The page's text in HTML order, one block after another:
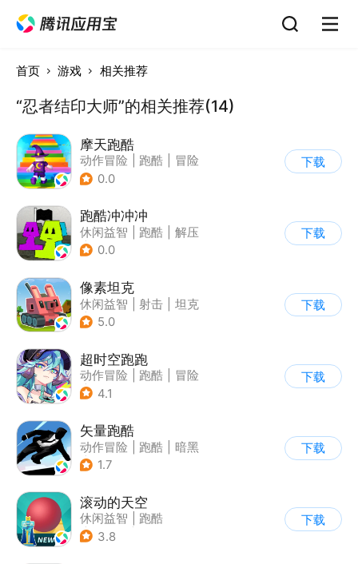
首页 游戏 相关推荐
“忍者结印大师”的相关推荐(14)
摩天跑酷
动作冒险 跑酷
冒险
| 横版过关
0.0
下载
跑酷冲冲冲
休闲益智 跑酷
解压
| 清新
0.0
下载
像素坦克
休闲益智 射击
坦克
| 像素风
5.0
下载
超时空跑跑
动作冒险 跑酷
冒险
| 沙盒
4.1
下载
矢量跑酷
动作冒险 跑酷
暗黑
| 通关
1.7
下载
滚动的天空
休闲益智
跑酷
| 女性向
3.8
下载